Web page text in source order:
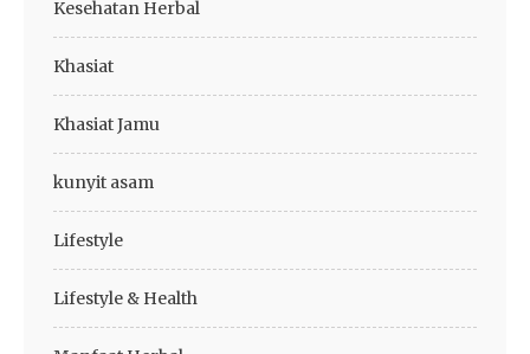
Kesehatan Herbal
Khasiat
Khasiat Jamu
kunyit asam
Lifestyle
Lifestyle & Health